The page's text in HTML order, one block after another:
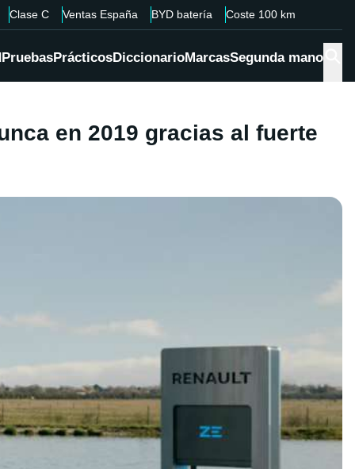
Clase C Ventas España BYD batería Coste 100 km
PruebasPrácticosDiccionarioMarcasSegunda mano
en 2019 gracias al fuerte